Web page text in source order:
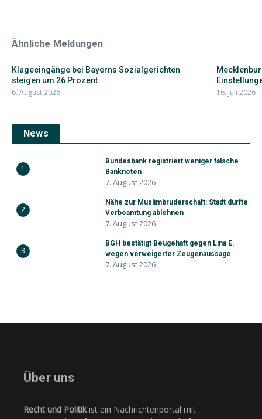
Ähnliche Meldungen
Klageeingänge bei Bayerns Sozialgerichten
steigen um 26 Prozent
6. August 2026 16. Juli 2026
News
1
Bundesbank registriert weniger falsche
Banknoten
7. August 2026
2
Nähe zur Muslimbruderschaft: Stadt durfte
Verbeamtung ablehnen
7. August 2026
3
BGH bestätigt Beugehaft gegen Lina E.
wegen verweigerter Zeugenaussage
7. August 2026
Über uns
Recht und Politikist ein Nachrichtenportal mit